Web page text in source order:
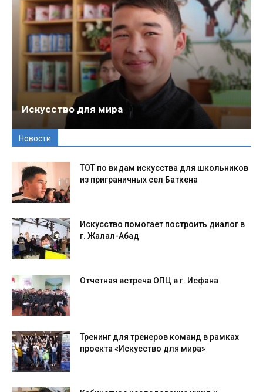
Искусство для мира
Новости
ТОТ по видам искусства для школьников
из приграничных сел Баткена
Искусство помогает построить диалог в
г. Жалал-Абад
Отчетная встреча ОПЦ в г. Исфана
Тренинг для тренеров команд в рамках
проекта «Искусство для мира»